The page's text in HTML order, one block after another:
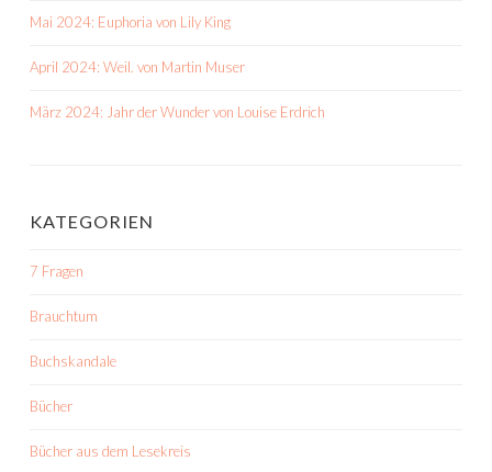
Mai 2024: Euphoria von Lily King
April 2024: Weil. von Martin Muser
März 2024: Jahr der Wunder von Louise Erdrich
KATEGORIEN
7 Fragen
Brauchtum
Buchskandale
Bücher
Bücher aus dem Lesekreis